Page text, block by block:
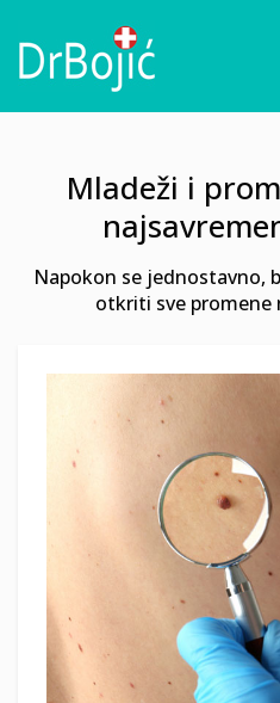
Mladeži i
Napokon se jednostavno,
otkriti sve promene